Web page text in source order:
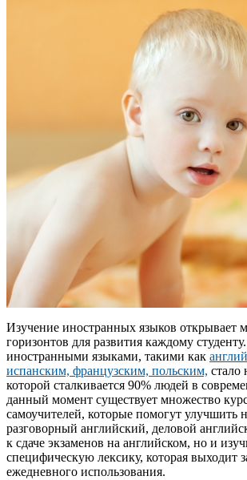
Изучение иностранных языков открывает
горизонтов для развития каждому
иностранными языками, такими как
испанским, французским, польским, стало
которой сталкивается 90% людей в
данный момент существует множество
самоучителей, которые помогут улучшить
разговорный английский, деловой
к сдаче экзаменов на английском, но и
специфическую лексику, которая выходит
ежедневного использования.